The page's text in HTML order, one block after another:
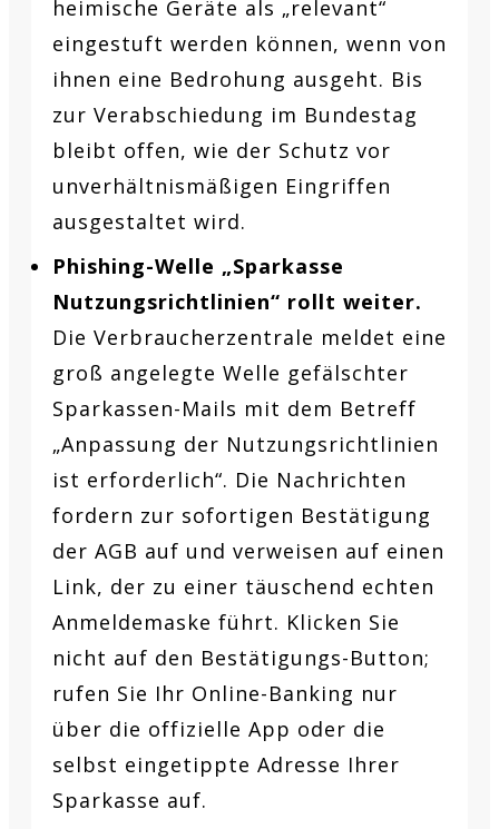
heimische Geräte als „relevant“
eingestuft werden können, wenn von
ihnen eine Bedrohung ausgeht. Bis
zur Verabschiedung im Bundestag
bleibt offen, wie der Schutz vor
unverhältnismäßigen Eingriffen
ausgestaltet wird.
Phishing-Welle „Sparkasse
Nutzungsrichtlinien“ rollt weiter.
Die Verbraucherzentrale meldet eine
groß angelegte Welle gefälschter
Sparkassen-Mails mit dem Betreff
„Anpassung der Nutzungsrichtlinien
ist erforderlich“. Die Nachrichten
fordern zur sofortigen Bestätigung
der AGB auf und verweisen auf einen
Link, der zu einer täuschend echten
Anmeldemaske führt. Klicken Sie
nicht auf den Bestätigungs-Button;
rufen Sie Ihr Online-Banking nur
über die offizielle App oder die
selbst eingetippte Adresse Ihrer
Sparkasse auf.